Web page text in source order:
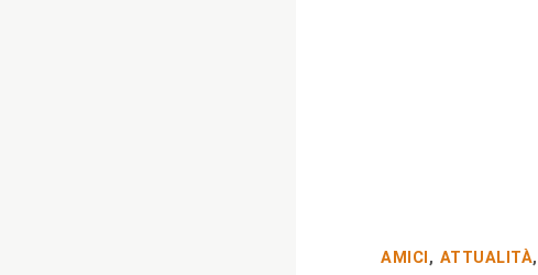
AMICI, ATTUALITÀ,